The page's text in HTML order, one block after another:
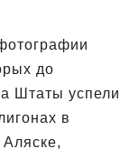
до
Штаты успели
в